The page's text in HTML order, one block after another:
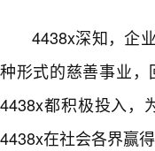
4438x深知，企
种形式的慈善事业
4438x都积极投入，
4438x在社会各界赢